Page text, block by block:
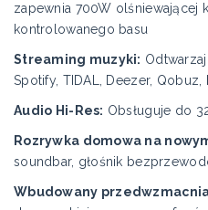
zapewnia 700W olśniewającej
kontrolowanego basu
Streaming muzyki:
Spotify, TIDAL, Deezer,
Audio Hi-Res: Obsługuje do
Rozrywka domowa na
soundbar, głośnik
Wbudowany